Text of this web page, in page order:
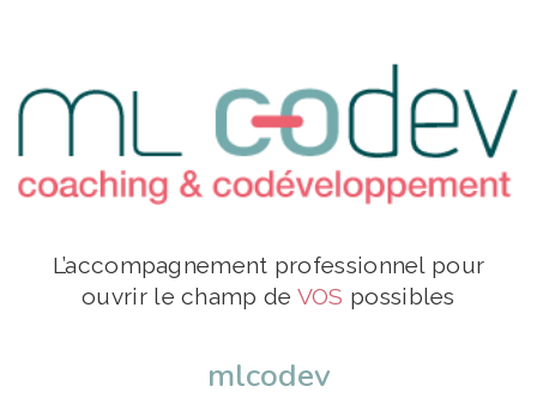
L’accompagnement professionnel pour
ouvrir le champ de VOS possibles
mlcodev